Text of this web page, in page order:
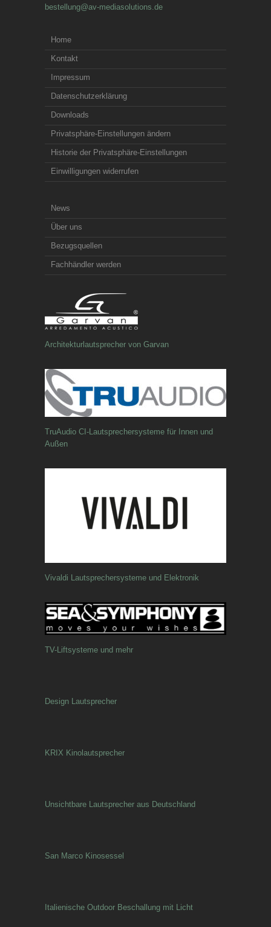
bestellung@av-mediasolutions.de
Home
Kontakt
Impressum
Datenschutzerklärung
Downloads
Privatsphäre-Einstellungen ändern
Historie der Privatsphäre-Einstellungen
Einwilligungen widerrufen
News
Über uns
Bezugsquellen
Fachhändler werden
Architekturlautsprecher von Garvan
TruAudio CI-Lautsprechersysteme für Innen und
Außen
Vivaldi Lautsprechersysteme und Elektronik
TV-Liftsysteme und mehr
Design Lautsprecher
KRIX Kinolautsprecher
Unsichtbare Lautsprecher aus Deutschland
San Marco Kinosessel
Italienische Outdoor Beschallung mit Licht